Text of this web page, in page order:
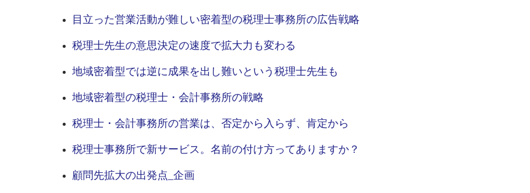
目立った営業活動が難しい密着型の税理士事務所の広告戦略
税理士先生の意思決定の速度で拡大力も変わる
地域密着型では逆に成果を出し難いという税理士先生も
地域密着型の税理士・会計事務所の戦略
税理士・会計事務所の営業は、否定から入らず、肯定から
税理士事務所で新サービス。名前の付け方ってありますか？
顧問先拡大の出発点_企画